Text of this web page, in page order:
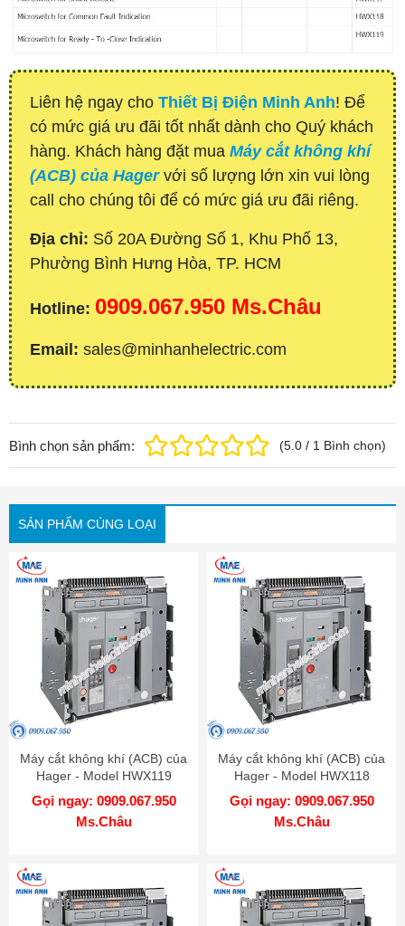
Liên hệ ngay cho Thiết Bị Điện Minh Anh! Để
có mức giá ưu đãi tốt nhất dành cho Quý khách
hàng. Khách hàng đặt mua Máy cắt không khí
(ACB) của Hagervới số lượng lớn xin vui lòng
call cho chúng tôi để có mức giá ưu đãi riêng.
Địa chỉ: Số 20A Đường Số 1, Khu Phố 13,
Phường Bình Hưng Hòa, TP. HCM
Hotline: 0909.067.950 Ms.Châu
Email: sales@minhanhelectric.com
Bình chọn sản phẩm: (5.0 / 1 Bình chọn)
SẢN PHẨM CÙNG LOẠI
Máy cắt không khí (ACB) của
Hager - Model HWX119
Gọi ngay: 0909.067.950
Ms.Châu
Máy cắt không khí (ACB) của
Hager - Model HWX118
Gọi ngay: 0909.067.950
Ms.Châu